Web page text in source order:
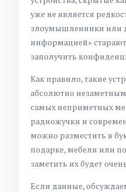
уже не является
злоумышленники или
информацией»
заполучить
Как правило, такие
абсолютно
самых неприметных
радиожучки и
можно разместить в
подарке, мебели или
заметить их будет
Если данные,